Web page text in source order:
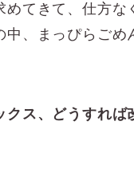
めてきて、仕方な
中、まっぴらごめ
クス、どうすれば